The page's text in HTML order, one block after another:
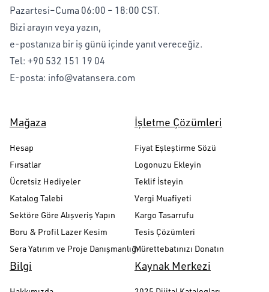
Pazartesi–Cuma 06:00 – 18:00 CST.
Bizi arayın veya yazın,
e-postanıza bir iş günü içinde yanıt vereceğiz.
Tel: +90 532 151 19 04
E-posta: info@vatansera.com
Mağaza
Hesap
Fırsatlar
Ücretsiz Hediyeler
Katalog Talebi
Sektöre Göre Alışveriş Yapın
Boru & Profil Lazer Kesim
Sera Yatırım ve Proje Danışmanlığı
İşletme Çözümleri
Fiyat Eşleştirme Sözü
Logonuzu Ekleyin
Teklif İsteyin
Vergi Muafiyeti
Kargo Tasarrufu
Tesis Çözümleri
Mürettebatınızı Donatın
Bilgi Kaynak Merkezi